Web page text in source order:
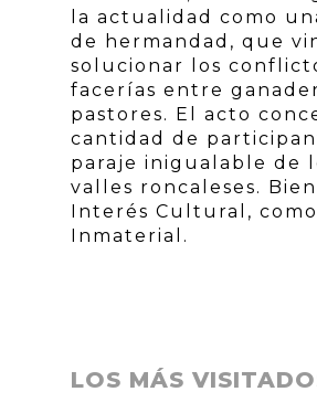
la actualidad como
de hermandad, que
solucionar los
facerías entre
pastores. El acto
cantidad de
paraje inigualable de
valles roncaleses.
Interés Cultural,
Inmaterial.
LOS MÁS